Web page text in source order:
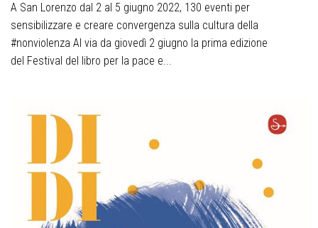
A San Lorenzo dal 2 al 5 giugno 2022, 130 eventi per
sensibilizzare e creare convergenza sulla cultura della
#nonviolenza Al via da giovedì 2 giugno la prima edizione
del Festival del libro per la pace e...